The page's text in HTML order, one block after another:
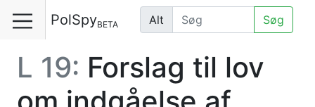
PolSpyBETA Alt Søg
L 19: Forslag til lov